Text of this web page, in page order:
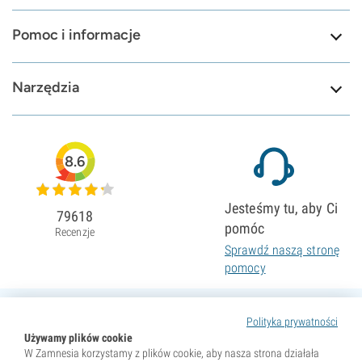
Pomoc i informacje
Narzędzia
Polityka prywatności
Używamy plików cookie
W Zamnesia korzystamy z plików cookie, aby nasza strona działała
8.6
79618
Recenzje
Jesteśmy tu, aby Ci
pomóc
Sprawdź naszą stronę
pomocy